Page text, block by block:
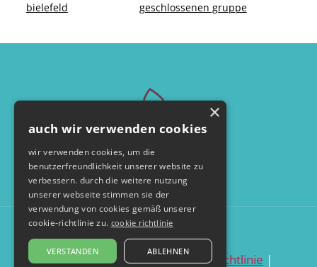
bielefeld
geschlossenen gruppe
© by seelentanzerei.de
datenschutzerklärung|cookie richtlinie |
×
auch wir verwenden cookies
wir verwenden cookies, um die
benutzerfreundlichkeit unserer website zu
verbessern. durch die weitere nutzung
unserer webseite stimmen sie der
verwendung von cookies gemäß unserer
cookie-richtlinie zu. cookie richtlinie
VERSTANDEN ABLEHNEN